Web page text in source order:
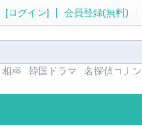
[ログイン] 会員登録(無料)
相棒 韓国ドラマ 名探偵コナン